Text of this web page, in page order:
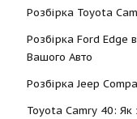
Розбірка Toyota
Розбірка Ford Edge
Вашого Авто
Розбірка Jeep
Toyota Camry 40: Як